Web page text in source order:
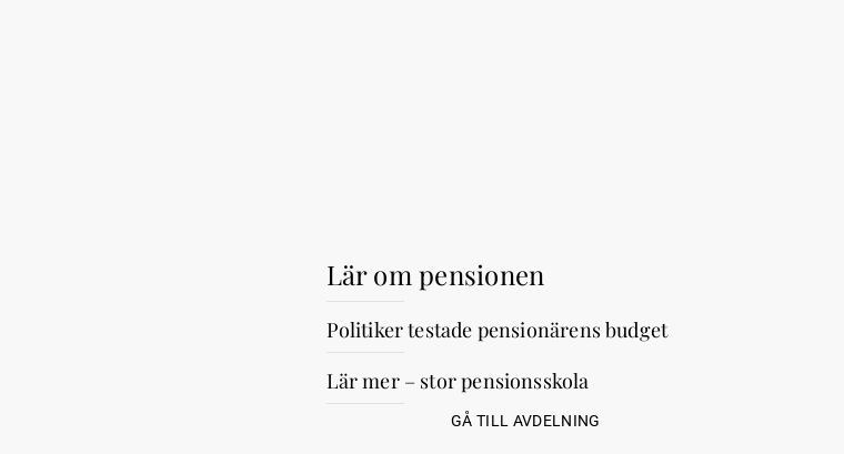
Lär om pensionen
Politiker testade pensionärens budget
Lär mer – stor pensionsskola
GÅ TILL AVDELNING